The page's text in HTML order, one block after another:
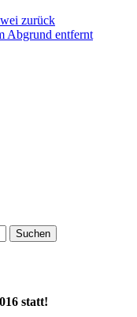
zurück
Abgrund entfernt
statt!